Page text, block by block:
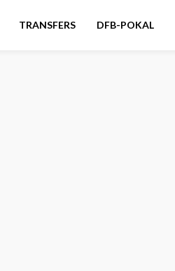
TRANSFERS DFB-POKAL